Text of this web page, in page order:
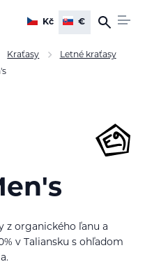
Kč €
Kraťasy
Letné kraťasy
z organického ľanu a
v Taliansku s ohľadom